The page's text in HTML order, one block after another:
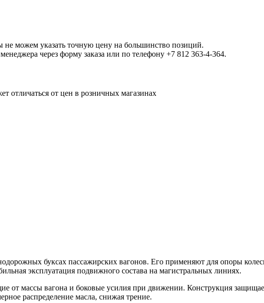
не можем указать точную цену на большинство позиций.
через форму заказа или по телефону +7 812 363-4-364.
отличаться от цен в розничных магазинах
буксах пассажирских вагонов. Его применяют для опоры
эксплуатация подвижного состава на магистральных линиях.
от массы вагона и боковые усилия при движении. Конструкция
распределение масла, снижая трение.